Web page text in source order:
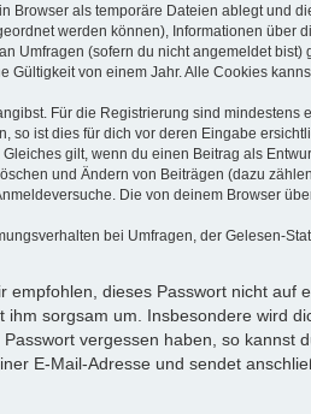
Browser als temporäre Dateien ablegt und
werden können), Informationen über
Umfragen (sofern du nicht angemeldet bist)
von einem Jahr. Alle Cookies
Für die Registrierung sind mindestens
so ist dies für dich vor deren Eingabe
gilt, wenn du einen Beitrag als
und Ändern von Beiträgen (dazu
Die von deinem Browser
bei Umfragen, der Gelesen-
dieses Passwort nicht auf
sorgsam um. Insbesondere wird
vergessen haben, so kannst
E-Mail-Adresse und sendet